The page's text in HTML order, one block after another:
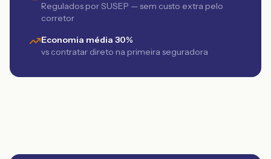
Regulados por SUSEP — sem custo extra pelo
corretor
Economia média 30%
vs contratar direto na primeira seguradora